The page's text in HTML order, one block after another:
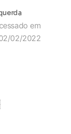
em
02/2022